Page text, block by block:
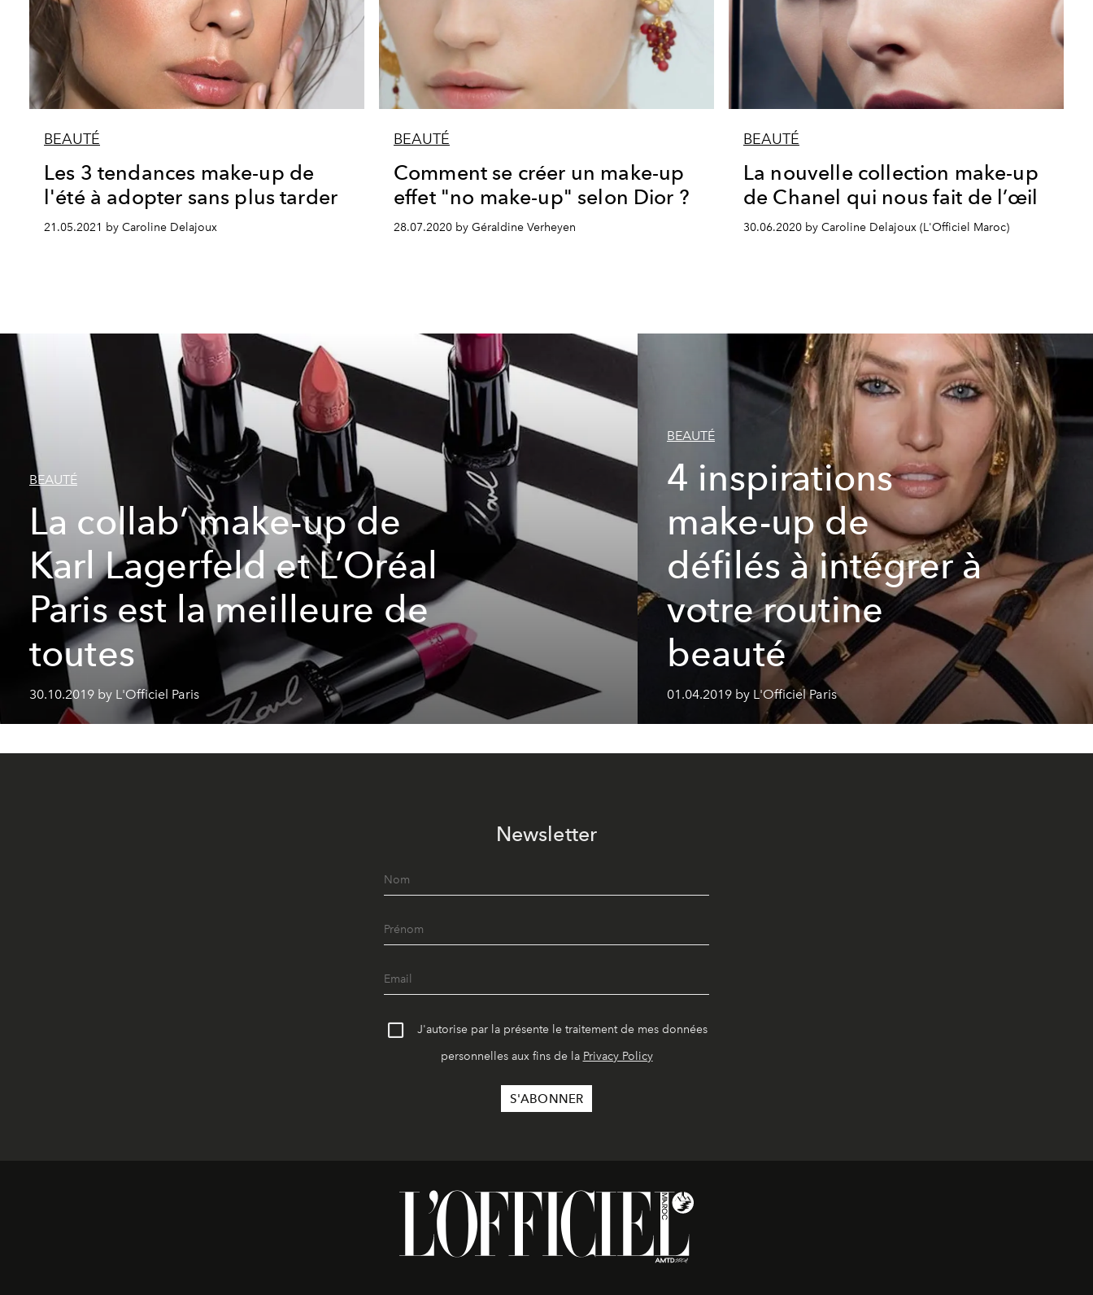
BEAUTÉ
Les 3 tendances make-up de
l'été à adopter sans plus tarder
21.05.2021 by Caroline Delajoux
BEAUTÉ
Comment se créer un make-up
effet "no make-up" selon Dior ?
28.07.2020 by Géraldine Verheyen
BEAUTÉ
La nouvelle collection make-up
de Chanel qui nous fait de l’œil
30.06.2020 by Caroline Delajoux (L'Officiel Maroc)
BEAUTÉ
La collab’ make-up de
Karl Lagerfeld et L’Oréal
Paris est la meilleure de
toutes
30.10.2019 by L'Officiel Paris
BEAUTÉ
4 inspirations
make-up de
défilés à intégrer à
votre routine
beauté
01.04.2019 by L'Officiel Paris
Newsletter
J'autorise par la présente le traitement de mes données
personnelles aux fins de la Privacy Policy